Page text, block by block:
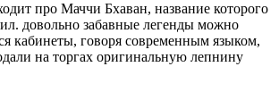
про Маччи Бхаван, название которого
довольно забавные легенды можно
кабинеты, говоря современным языком,
на торгах оригинальную лепнину